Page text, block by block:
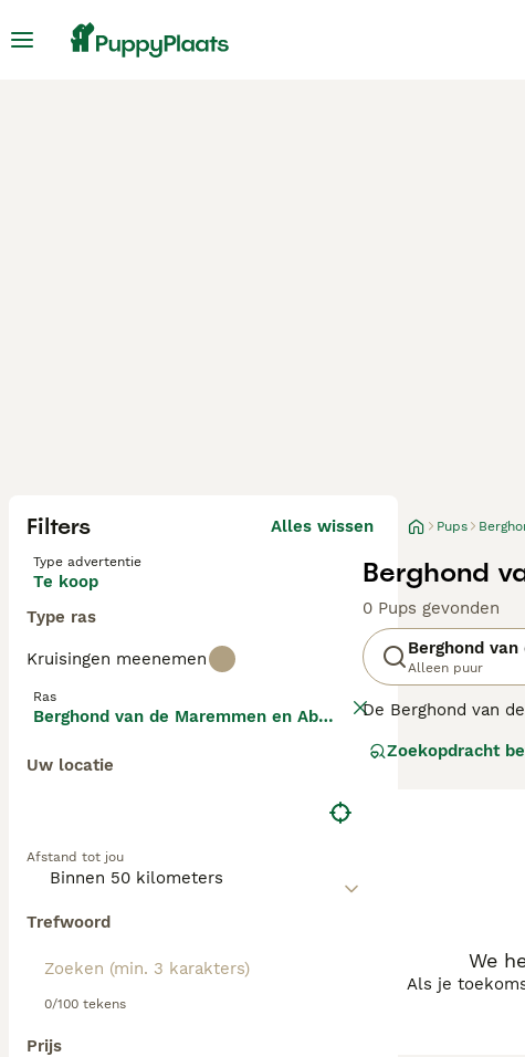
Filters Alles wissen
Type advertentie
Te koop
Type ras
Kruisingen meenemen
Ras
Berghond van de Maremmen en Abruzzen
Uw locatie
Afstand tot jou
Trefwoord
0/100 tekens
Prijs
Pups
Berghond
0 Pups gevonden
Berghond
Alleen puur
De Berghond van
gezinshonden.
Zoekopdracht
We
Als je